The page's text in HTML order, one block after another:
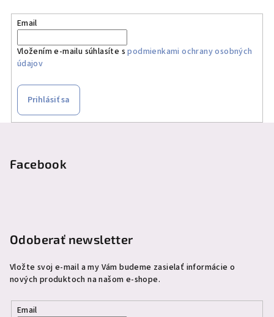
Email
Vložením e-mailu súhlasíte spodmienkami ochrany osobných
údajov
Prihlásiť sa
Facebook
Odoberať newsletter
Vložte svoj e-mail a my Vám budeme zasielať informácie o
nových produktoch na našom e-shope.
Email